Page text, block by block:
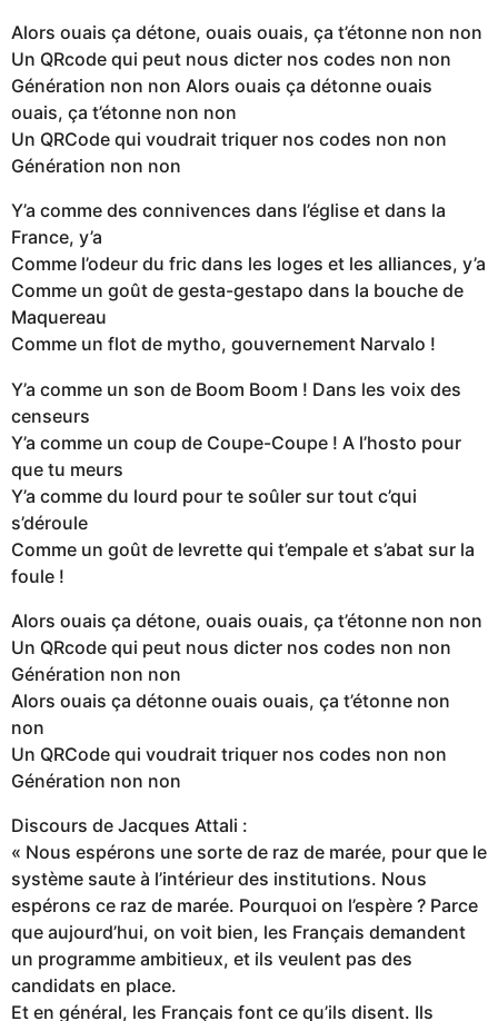
Alors ouais ça détone, ouais ouais, ça t’étonne non non
Un QRcode qui peut nous dicter nos codes non non
Génération non non Alors ouais ça détonne ouais
ouais, ça t’étonne non non
Un QRCode qui voudrait triquer nos codes non non
Génération non non
Y’a comme des connivences dans l’église et dans la
France, y’a
Comme l’odeur du fric dans les loges et les alliances, y’a
Comme un goût de gesta-gestapo dans la bouche de
Maquereau
Comme un flot de mytho, gouvernement Narvalo !
Y’a comme un son de Boom Boom ! Dans les voix des
censeurs
Y’a comme un coup de Coupe-Coupe ! A l’hosto pour
que tu meurs
Y’a comme du lourd pour te soûler sur tout c’qui
s’déroule
Comme un goût de levrette qui t’empale et s’abat sur la
foule !
Alors ouais ça détone, ouais ouais, ça t’étonne non non
Un QRcode qui peut nous dicter nos codes non non
Génération non non
Alors ouais ça détonne ouais ouais, ça t’étonne non
non
Un QRCode qui voudrait triquer nos codes non non
Génération non non
Discours de Jacques Attali :
« Nous espérons une sorte de raz de marée, pour que le
système saute à l’intérieur des institutions. Nous
espérons ce raz de marée. Pourquoi on l’espère ? Parce
que aujourd’hui, on voit bien, les Français demandent
un programme ambitieux, et ils veulent pas des
candidats en place.
Et en général, les Français font ce qu’ils disent. Ils